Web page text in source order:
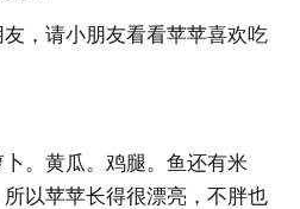
，请小朋友看看苹苹喜欢吃
。黄瓜。鸡腿。鱼还有米
以苹苹长得很漂亮，不胖也